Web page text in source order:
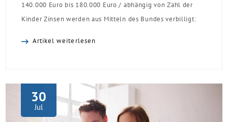
140.000 Euro bis 180.000 Euro / abhängig von Zahl der
Kinder Zinsen werden aus Mitteln des Bundes verbilligt:
Einzelmaßnahmen […]
Artikel weiterlesen
30
Jul